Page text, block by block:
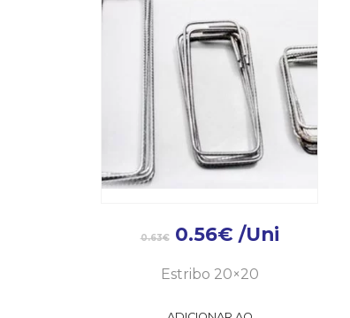
0.63€ 0.56€ /Uni
Estribo 20×20